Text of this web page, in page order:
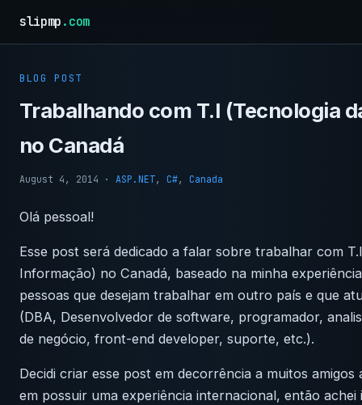
slipmp.com
BLOG POST
Trabalhando com T.I (Tecnologia
no Canadá
August 4, 2014 · ASP.NET, C#, Canada
Olá pessoal!
Esse post será dedicado a falar sobre trabalhar com
Informação) no Canadá, baseado na minha
pessoas que desejam trabalhar em outro país e que
(DBA, Desenvolvedor de software, programador,
de negócio, front-end developer, suporte, etc.).
Decidi criar esse post em decorrência a muitos
em possuir uma experiência internacional, então achei